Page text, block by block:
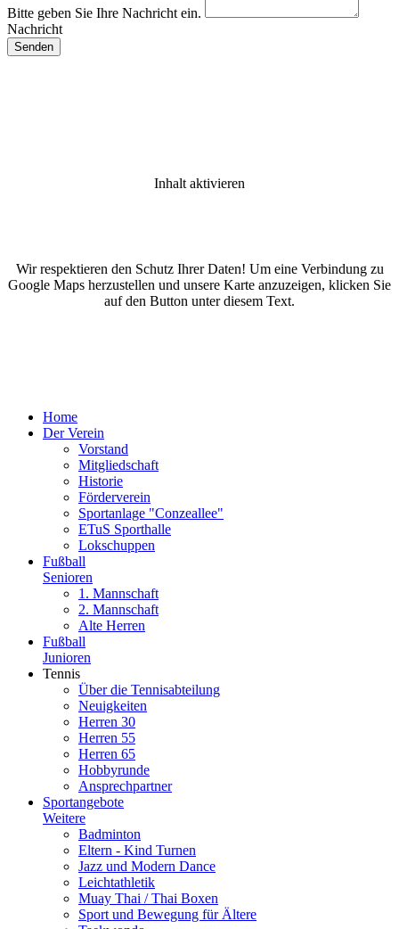
Bitte geben Sie Ihre Nachricht ein.
Nachricht
Wir respektieren den Schutz Ihrer Daten! Um eine Verbindung zu
Google Maps herzustellen und unsere Karte anzuzeigen, klicken Sie
auf den Button unter diesem Text.
Inhalt aktivieren
Home
Der Verein
Vorstand
Mitgliedschaft
Historie
Förderverein
Sportanlage "Conzeallee"
ETuS Sporthalle
Lokschuppen
Fußball
Senioren
1. Mannschaft
2. Mannschaft
Alte Herren
Fußball
Junioren
Tennis
Über die Tennisabteilung
Neuigkeiten
Herren 30
Herren 55
Herren 65
Hobbyrunde
Ansprechpartner
Sportangebote
Weitere
Badminton
Eltern - Kind Turnen
Jazz und Modern Dance
Leichtathletik
Muay Thai / Thai Boxen
Sport und Bewegung für Ältere